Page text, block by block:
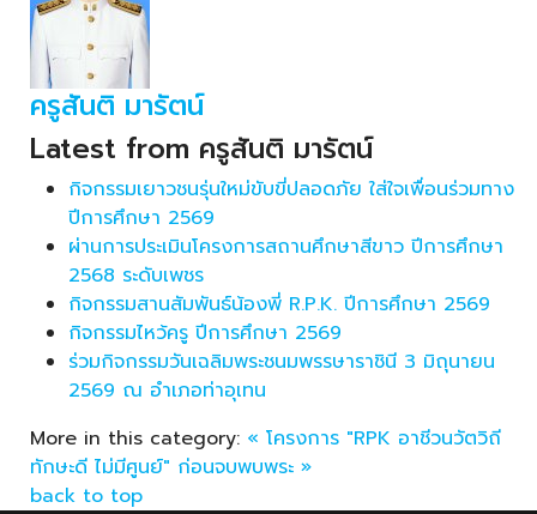
ครูสันติ มารัตน์
Latest from ครูสันติ มารัตน์
กิจกรรมเยาวชนรุ่นใหม่ขับขี่ปลอดภัย ใส่ใจเพื่อนร่วมทาง
ปีการศึกษา 2569
ผ่านการประเมินโครงการสถานศึกษาสีขาว ปีการศึกษา
2568 ระดับเพชร
กิจกรรมสานสัมพันธ์น้องพี่ R.P.K. ปีการศึกษา 2569
กิจกรรมไหว้ครู ปีการศึกษา 2569
ร่วมกิจกรรมวันเฉลิมพระชนมพรรษาราชินี 3 มิถุนายน
2569 ณ อำเภอท่าอุเทน
More in this category: « โครงการ "RPK อาชีวนวัตวิถี
ทักษะดี ไม่มีศูนย์" ก่อนจบพบพระ »
back to top